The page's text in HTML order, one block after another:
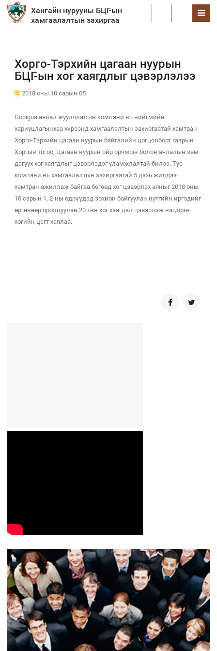
Хангайн нурууны БЦГ-ын
хамгаалалтын захиргаа
Хорго-Тэрхийн цагаан нуурын
БЦГ-ын хог хаягдлыг цэвэрлэлээ
2018 оны 10 сарын 05
Gobigua аялал жуулчлалын компани нь нийгмийн
хариуцлагынхаа хүрээнд хамгаалалтын захиргаатай хамтран
Хорго-Тэрхийн цагаан нуурын байгалийн цогцолборт газрын
Хоргын тогоо, Цагаан нуурын ойр орчмын болон аялалын зам
дагуух хог хаягдлыг цэвэрлэдэг уламжлалтай билээ. Тус
компани нь хамгаалалтын захиргаатай 5 дахь жилдээ
хамтран ажиллаж байгаа бөгөөд хог цэвэрлэх аяныг 2018 оны
10 сарын 1, 2-ны өдрүүдэд зохион байгуулан нутгийн иргэдийг
өргөнөөр оролцуулан 20 тнн хог хаягдал цэвэрлэж нэгдсэн
хогийн цэгт хаялаа.